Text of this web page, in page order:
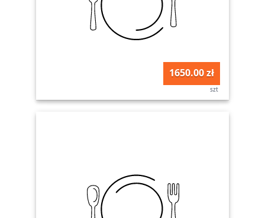
1650.00 zł
szt